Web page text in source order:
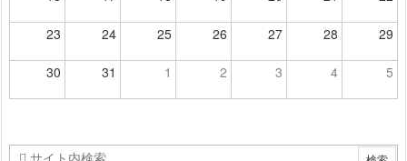
23 24 25 26 27 28 29
30 31 1 2 3 4 5